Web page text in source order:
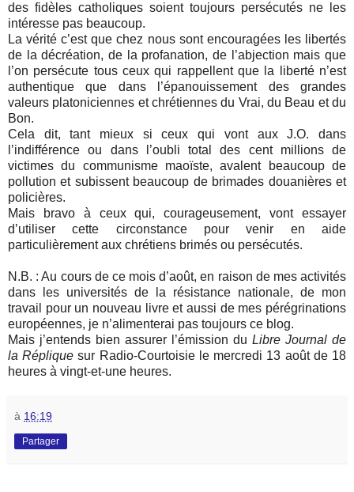
des fidèles catholiques soient toujours persécutés ne les
intéresse pas beaucoup.
La vérité c’est que chez nous sont encouragées les libertés
de la décréation, de la profanation, de l’abjection mais que
l’on persécute tous ceux qui rappellent que la liberté n’est
authentique que dans l’épanouissement des grandes
valeurs platoniciennes et chrétiennes du Vrai, du Beau et du
Bon.
Cela dit, tant mieux si ceux qui vont aux J.O. dans
l’indifférence ou dans l’oubli total des cent millions de
victimes du communisme maoïste, avalent beaucoup de
pollution et subissent beaucoup de brimades douanières et
policières.
Mais bravo à ceux qui, courageusement, vont essayer
d’utiliser cette circonstance pour venir en aide
particulièrement aux chrétiens brimés ou persécutés.
N.B. : Au cours de ce mois d’août, en raison de mes activités
dans les universités de la résistance nationale, de mon
travail pour un nouveau livre et aussi de mes pérégrinations
européennes, je n’alimenterai pas toujours ce blog.
Mais j’entends bien assurer l’émission du Libre Journal de
la Réplique sur Radio-Courtoisie le mercredi 13 août de 18
heures à vingt-et-une heures.
à 16:19
Partager